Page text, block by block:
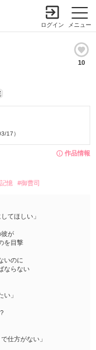
メニュー
ログイン
10
作品情報
17）
憶 #御曹司
てほしい」
が
を目撃
いのに
ならない
い」
仕方がない」